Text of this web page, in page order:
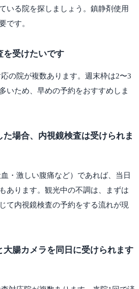
いる院を探しましょう。鎮静剤使用
です。
を受けたいです
の院が複数あります。週末枠は2〜3
いため、早めの予約をおすすめしま
場合、内視鏡検査は受けられま
・激しい腹痛など）であれば、当日
あります。観光中の不調は、まずは
て内視鏡検査の予約をする流れが現
大腸カメラを同日に受けられます